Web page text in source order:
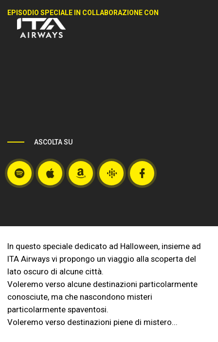
EPISODIO SPECIALE IN COLLABORAZIONE CON
ASCOLTA SU
Spotify Apple Amazon Google Facebook
In questo speciale dedicato ad Halloween, insieme ad
ITA Airways vi propongo un viaggio alla scoperta del
lato oscuro di alcune città.
Voleremo verso alcune destinazioni particolarmente
conosciute, ma che nascondono misteri
particolarmente spaventosi.
Voleremo verso destinazioni piene di mistero...